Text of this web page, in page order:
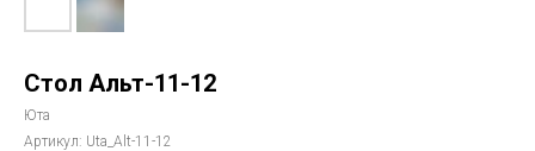
Стол Альт-11-12
Юта
Артикул: Uta_Alt-11-12